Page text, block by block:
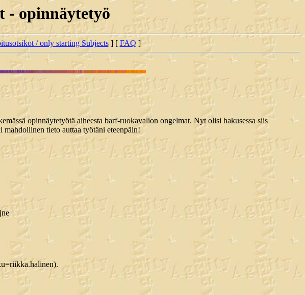
- opinnäytetyö
/ only starting Subjects] [ FAQ ]
opinnäytetyötä aiheesta barf-ruokavalion ongelmat. Nyt olisi hakusessa siis
tieto auttaa työtäni eteenpäin!